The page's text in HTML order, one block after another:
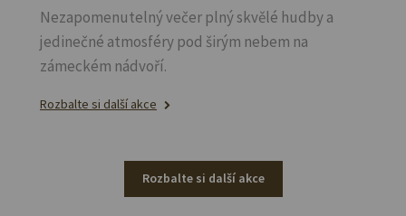
Nezapomenutelný večer plný skvělé hudby a
jedinečné atmosféry pod širým nebem na
zámeckém nádvoří.
Rozbalte si další akce
Rozbalte si další akce